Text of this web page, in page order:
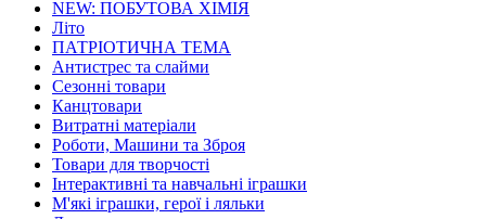
NEW: ПОБУТОВА ХІМІЯ
Літо
ПАТРІОТИЧНА ТЕМА
Антистрес та слайми
Сезонні товари
Канцтовари
Витратні матеріали
Роботи, Машини та Зброя
Товари для творчості
Інтерактивні та навчальні іграшки
М'які іграшки, герої і ляльки